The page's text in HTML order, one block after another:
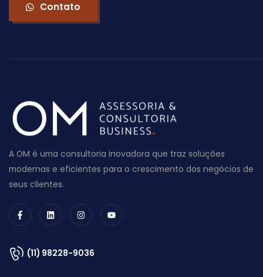
Contato
A OM é uma consultoria inovadora que traz soluções
modernas e eficientes para o crescimento dos negócios de
seus clientes.
(11) 98228-9036